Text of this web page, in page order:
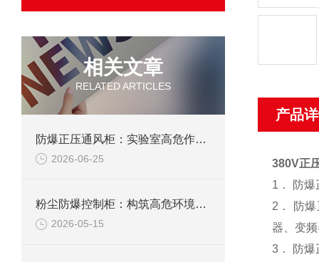
相关文章
RELATED ARTICLES
防爆正压通风柜：实验室高危作业的安全防护载体
2026-06-25
粉尘防爆控制柜：构筑高危环境下的电气安全屏障
2026-05-15
产品
380V正
1． 防
2． 防
器、变
3． 防爆